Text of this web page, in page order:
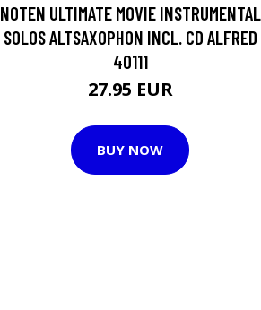
NOTEN ULTIMATE MOVIE INSTRUMENTAL
SOLOS ALTSAXOPHON INCL. CD ALFRED
40111
27.95 EUR
BUY NOW